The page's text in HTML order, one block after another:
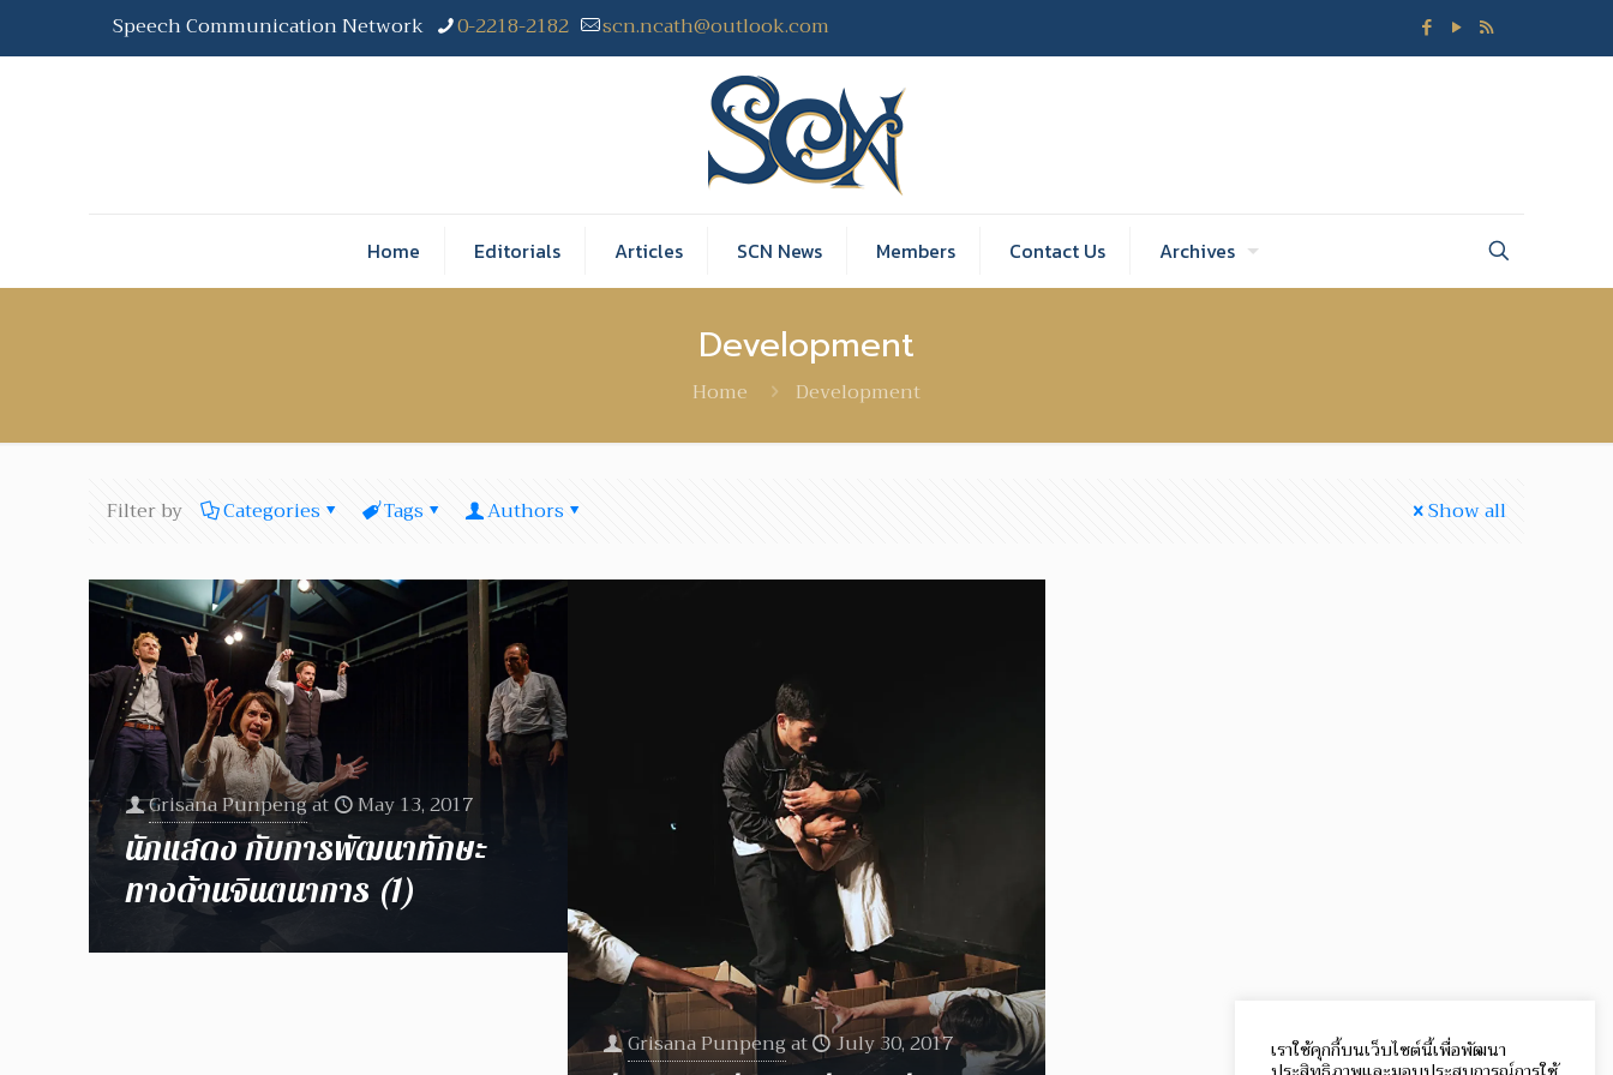
Speech Communication Network 0-2218-2182 scn.ncath@outlook.com
Home Editorials Articles SCN News Members Contact Us Archives
Development
Home Development
Filter by Categories Tags Authors Show all
Grisana Punpengat May 13, 2017
นักแสดง กับการพัฒนาทักษะ
ทางด้านจินตนาการ (1)
Grisana Punpengat July 30, 2017 เราใช้คุกกี้บนเว็บไซต์นี้เพื่อพัฒนา